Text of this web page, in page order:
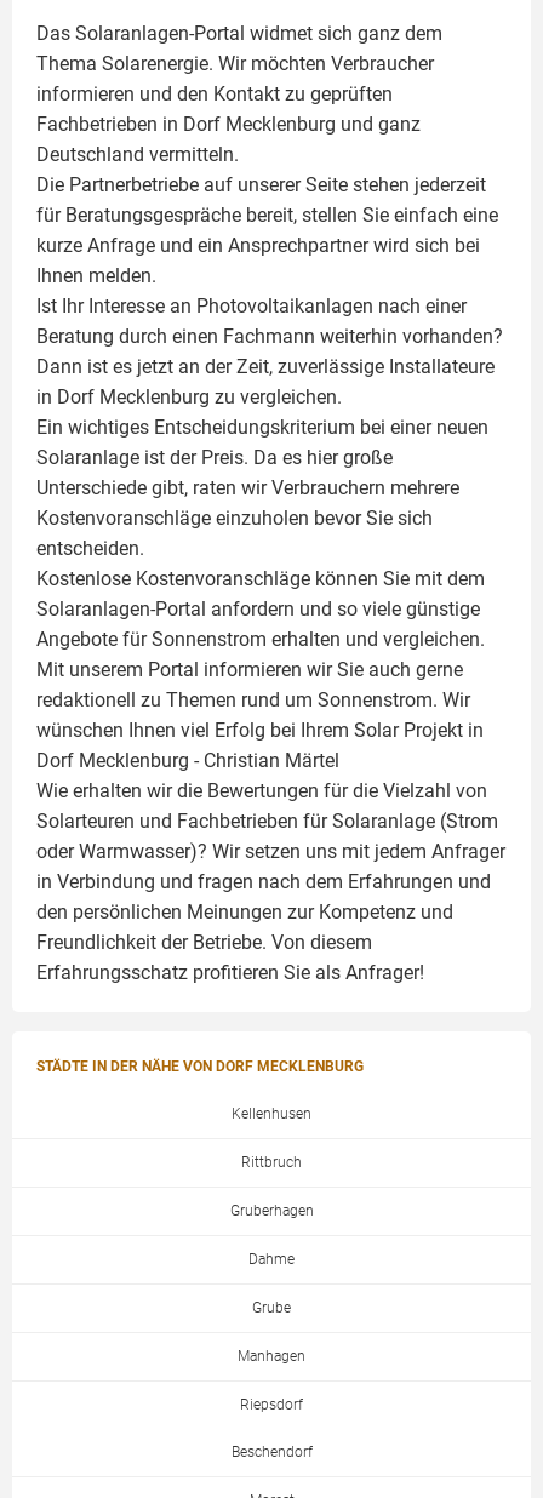
Das Solaranlagen-Portal widmet sich ganz dem
Thema Solarenergie. Wir möchten Verbraucher
informieren und den Kontakt zu geprüften
Fachbetrieben in Dorf Mecklenburg und ganz
Deutschland vermitteln.
Die Partnerbetriebe auf unserer Seite stehen jederzeit
für Beratungsgespräche bereit, stellen Sie einfach eine
kurze Anfrage und ein Ansprechpartner wird sich bei
Ihnen melden.
Ist Ihr Interesse an Photovoltaikanlagen nach einer
Beratung durch einen Fachmann weiterhin vorhanden?
Dann ist es jetzt an der Zeit, zuverlässige Installateure
in Dorf Mecklenburg zu vergleichen.
Ein wichtiges Entscheidungskriterium bei einer neuen
Solaranlage ist der Preis. Da es hier große
Unterschiede gibt, raten wir Verbrauchern mehrere
Kostenvoranschläge einzuholen bevor Sie sich
entscheiden.
Kostenlose Kostenvoranschläge können Sie mit dem
Solaranlagen-Portal anfordern und so viele günstige
Angebote für Sonnenstrom erhalten und vergleichen.
Mit unserem Portal informieren wir Sie auch gerne
redaktionell zu Themen rund um Sonnenstrom. Wir
wünschen Ihnen viel Erfolg bei Ihrem Solar Projekt in
Dorf Mecklenburg - Christian Märtel
Wie erhalten wir die Bewertungen für die Vielzahl von
Solarteuren und Fachbetrieben für Solaranlage (Strom
oder Warmwasser)? Wir setzen uns mit jedem Anfrager
in Verbindung und fragen nach dem Erfahrungen und
den persönlichen Meinungen zur Kompetenz und
Freundlichkeit der Betriebe. Von diesem
Erfahrungsschatz profitieren Sie als Anfrager!
STÄDTE IN DER NÄHE VON DORF MECKLENBURG
Kellenhusen
Rittbruch
Gruberhagen
Dahme
Grube
Manhagen
Riepsdorf
Beschendorf